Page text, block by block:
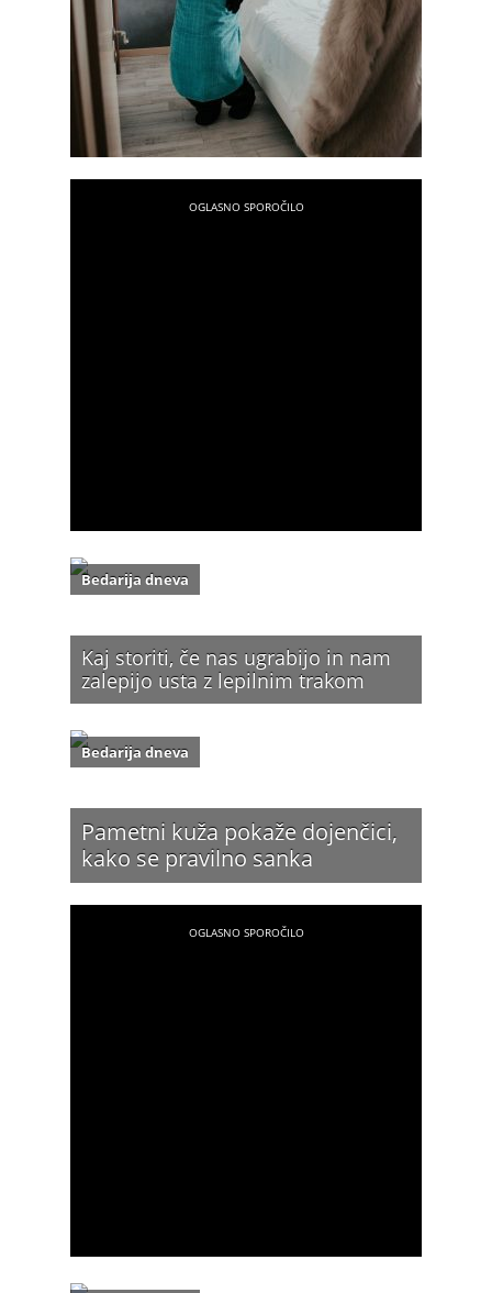
Kaj storiti, če nas ugrabijo in nam
zalepijo usta z lepilnim trakom
Bedarija dneva
Pametni kuža pokaže dojenčici,
kako se pravilno sanka
Bedarija dneva